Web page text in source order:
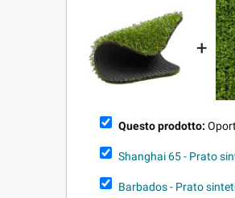
+
Questo prodotto:
Shanghai 65 - Prato
Barbados - Prato